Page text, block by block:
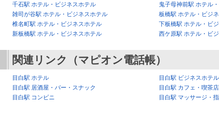
千石駅 ホテル・ビジネスホテル
鬼子母神前駅 ホテル
雑司が谷駅 ホテル・ビジネスホテル
板橋駅 ホテル・ビジ
椎名町駅 ホテル・ビジネスホテル
下板橋駅 ホテル・ビ
新板橋駅 ホテル・ビジネスホテル
西ケ原駅 ホテル・ビ
関連リンク（マピオン電話帳）
目白駅 ホテル
目白駅 ビジネスホテル
目白駅 居酒屋・バー・スナック
目白駅 カフェ・喫茶店
目白駅 コンビニ
目白駅 マッサージ・